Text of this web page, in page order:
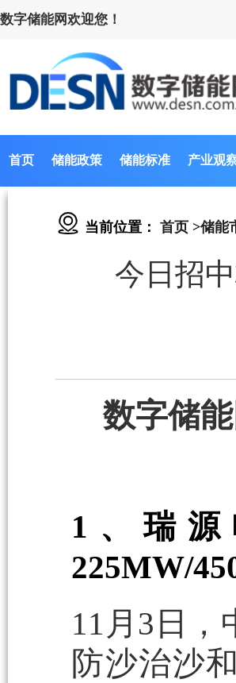
数字储能网欢迎您！
首页 储能政策 储能标准 产业观
当前位置： 首页 >储能
今日招
数字储能
1、瑞
225MW/
11月3日
防沙治沙